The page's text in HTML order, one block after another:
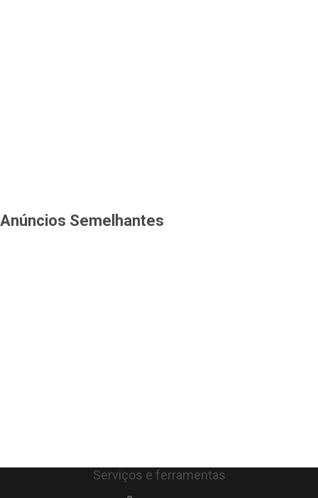
Anúncios Semelhantes
Serviços e ferramentas